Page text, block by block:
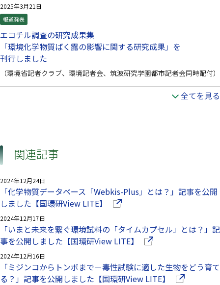
2025年3月21日
報道発表
エコチル調査の研究成果集
「環境化学物質ばく露の影響に関する研究成果」を
刊行しました
（環境省記者クラブ、環境記者会、筑波研究学園都市記者会同時配付）
全てを見る
関連記事
2024年12月24日
「化学物質データベース「Webkis-Plus」とは？」記事を公開
しました【国環研View LITE】
（別ウインドウで開きます）
2024年12月17日
「いまと未来を繋ぐ環境試料の「タイムカプセル」とは？」記
事を公開しました【国環研View LITE】
（別ウインドウで開
2024年12月16日
「ミジンコからトンボまで－毒性試験に適した生物をどう育て
る？」記事を公開しました【国環研View LITE】
（別ウイン